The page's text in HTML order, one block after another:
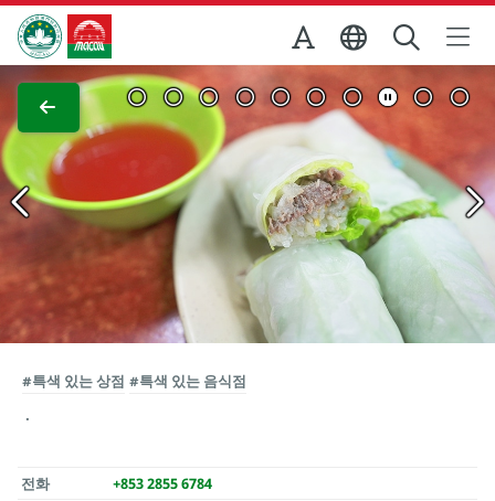
Skip to Main Content
마카오정부관광청
전체 이미지 보기
#특색 있는 상점 #특색 있는 음식점
전화 +853 2855 6784